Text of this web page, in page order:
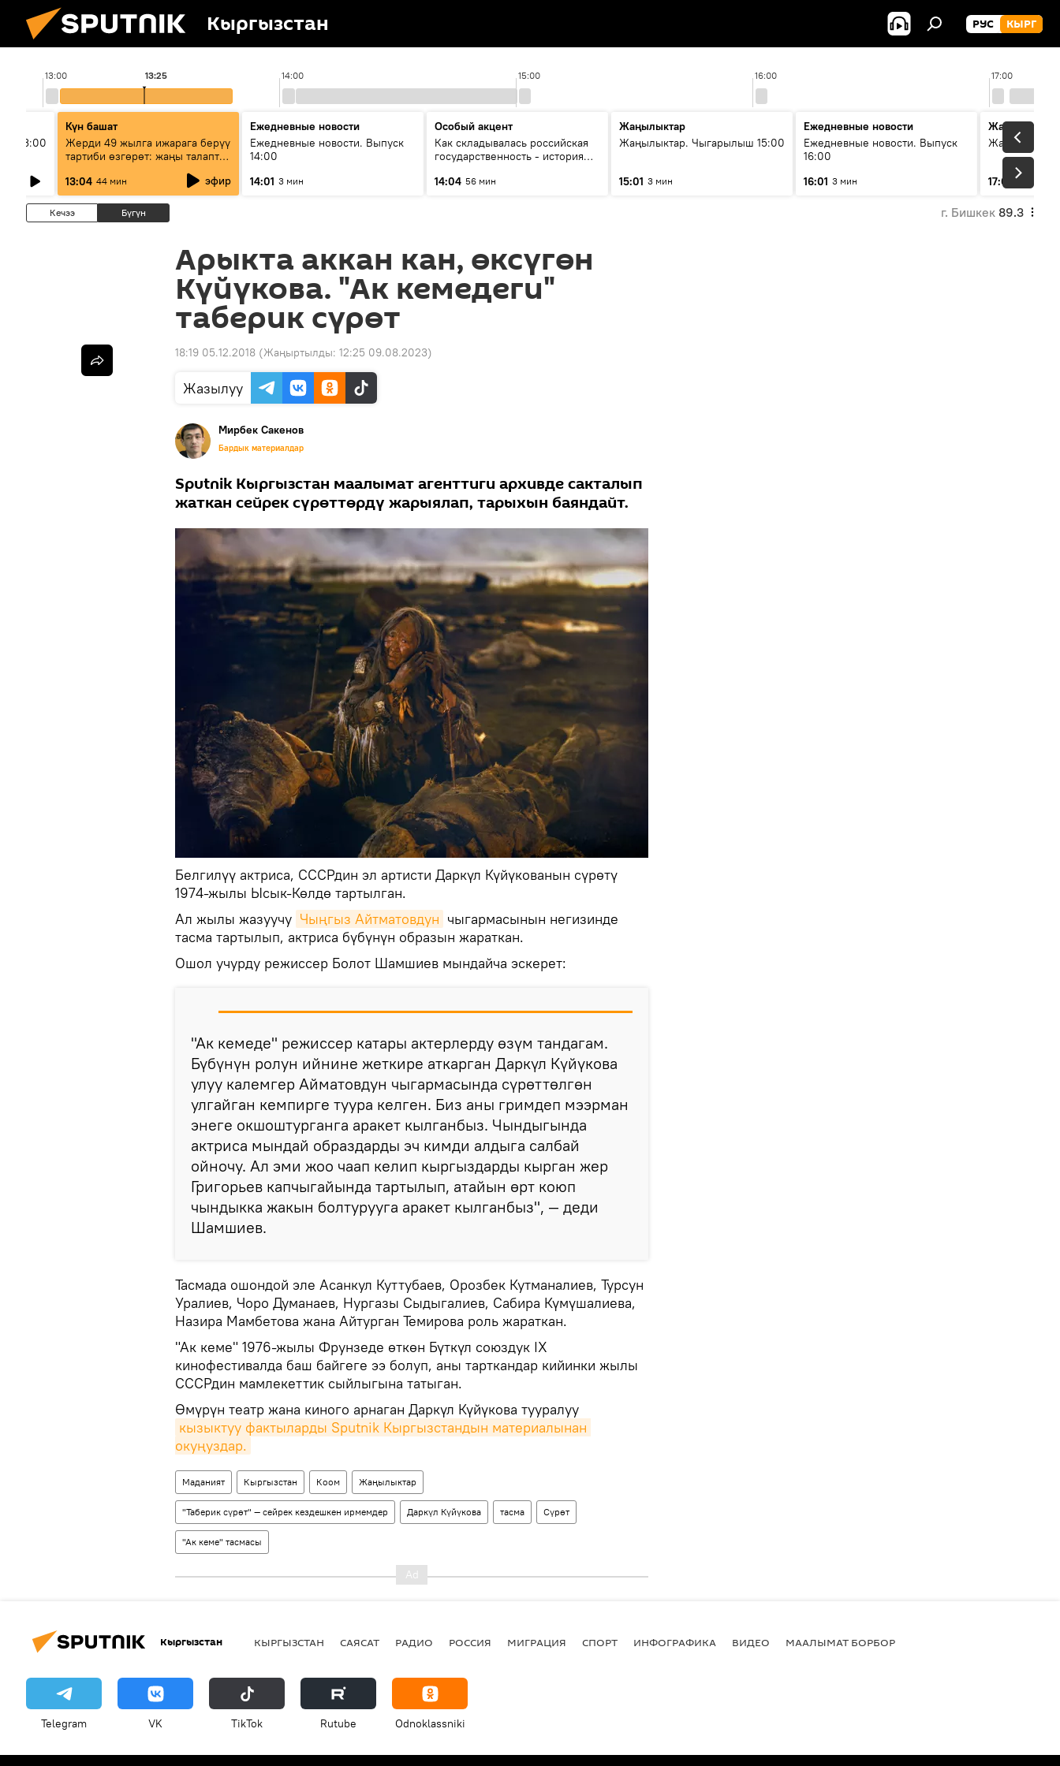
Кыргызстан РУС КЫРГ
13:00 14:00 15:00 16:00 17:00
13:25
13:00
Күн башат
Жерди 49 жылга ижарага берүү
тартиби өзгөрөт: жаңы талаптар
13:04 44 мин эфир
Ежедневные новости
Ежедневные новости. Выпуск
14:00
14:01 3 мин
Особый акцент
Как складывалась российская
государственность - история
глазами аналитиков
14:04 56 мин
Жаңылыктар
Жаңылыктар. Чыгарылыш 15:00
15:01 3 мин
Ежедневные новости
Ежедневные новости. Выпуск
16:00
16:01 3 мин
Жаңылыктар
17:01 3 мин
Кечээ Бүгүн г. Бишкек 89.3
Арыкта аккан кан, өксүгөн
Күйүкова. "Ак кемедеги"
таберик сүрөт
18:19 05.12.2018 (Жаңыртылды: 12:25 09.08.2023)
Жазылуу
Мирбек Сакенов
Бардык материалдар
Sputnik Кыргызстан маалымат агенттиги архивде сакталып
жаткан сейрек сүрөттөрдү жарыялап, тарыхын баяндайт.
Белгилүү актриса, СССРдин эл артисти Даркүл Күйүкованын сүрөтү
1974-жылы Ысык-Көлдө тартылган.
Ал жылы жазуучу Чыңгыз Айтматовдун чыгармасынын негизинде
тасма тартылып, актриса бүбүнүн образын жараткан.
Ошол учурду режиссер Болот Шамшиев мындайча эскерет:
"Ак кемеде" режиссер катары актерлерду өзүм тандагам.
Бүбүнүн ролун ийнине жеткире аткарган Даркүл Күйүкова
улуу калемгер Айматовдун чыгармасында сүрөттөлгөн
улгайган кемпирге туура келген. Биз аны гримдеп мээрман
энеге окшоштурганга аракет кылганбыз. Чындыгында
актриса мындай образдарды эч кимди алдыга салбай
ойночу. Ал эми жоо чаап келип кыргыздарды кырган жер
Григорьев капчыгайында тартылып, атайын өрт коюп
чындыкка жакын болтурууга аракет кылганбыз", — деди
Шамшиев.
Тасмада ошондой эле Асанкул Куттубаев, Орозбек Кутманалиев, Турсун
Уралиев, Чоро Думанаев, Нургазы Сыдыгалиев, Сабира Күмүшалиева,
Назира Мамбетова жана Айтурган Темирова роль жараткан.
"Ак кеме" 1976-жылы Фрунзеде өткөн Бүткүл союздук IX
кинофестивалда баш байгеге ээ болуп, аны тарткандар кийинки жылы
СССРдин мамлекеттик сыйлыгына татыган.
Өмүрүн театр жана киного арнаган Даркүл Күйүкова тууралуу
кызыктуу фактыларды Sputnik Кыргызстандын материалынан
окуңуздар.
Маданият Кыргызстан Коом Жаңылыктар
"Таберик сүрөт" — сейрек кездешкен ирмемдер Даркүл Күйүкова тасма Сүрөт
"Ак кеме" тасмасы
Кыргызстан КЫРГЫЗСТАН САЯСАТ РАДИО РОССИЯ МИГРАЦИЯ СПОРТ ИНФОГРАФИКА ВИДЕО МААЛЫМАТ БОРБОР
Telegram VK ТikТоk Rutube Odnoklassniki